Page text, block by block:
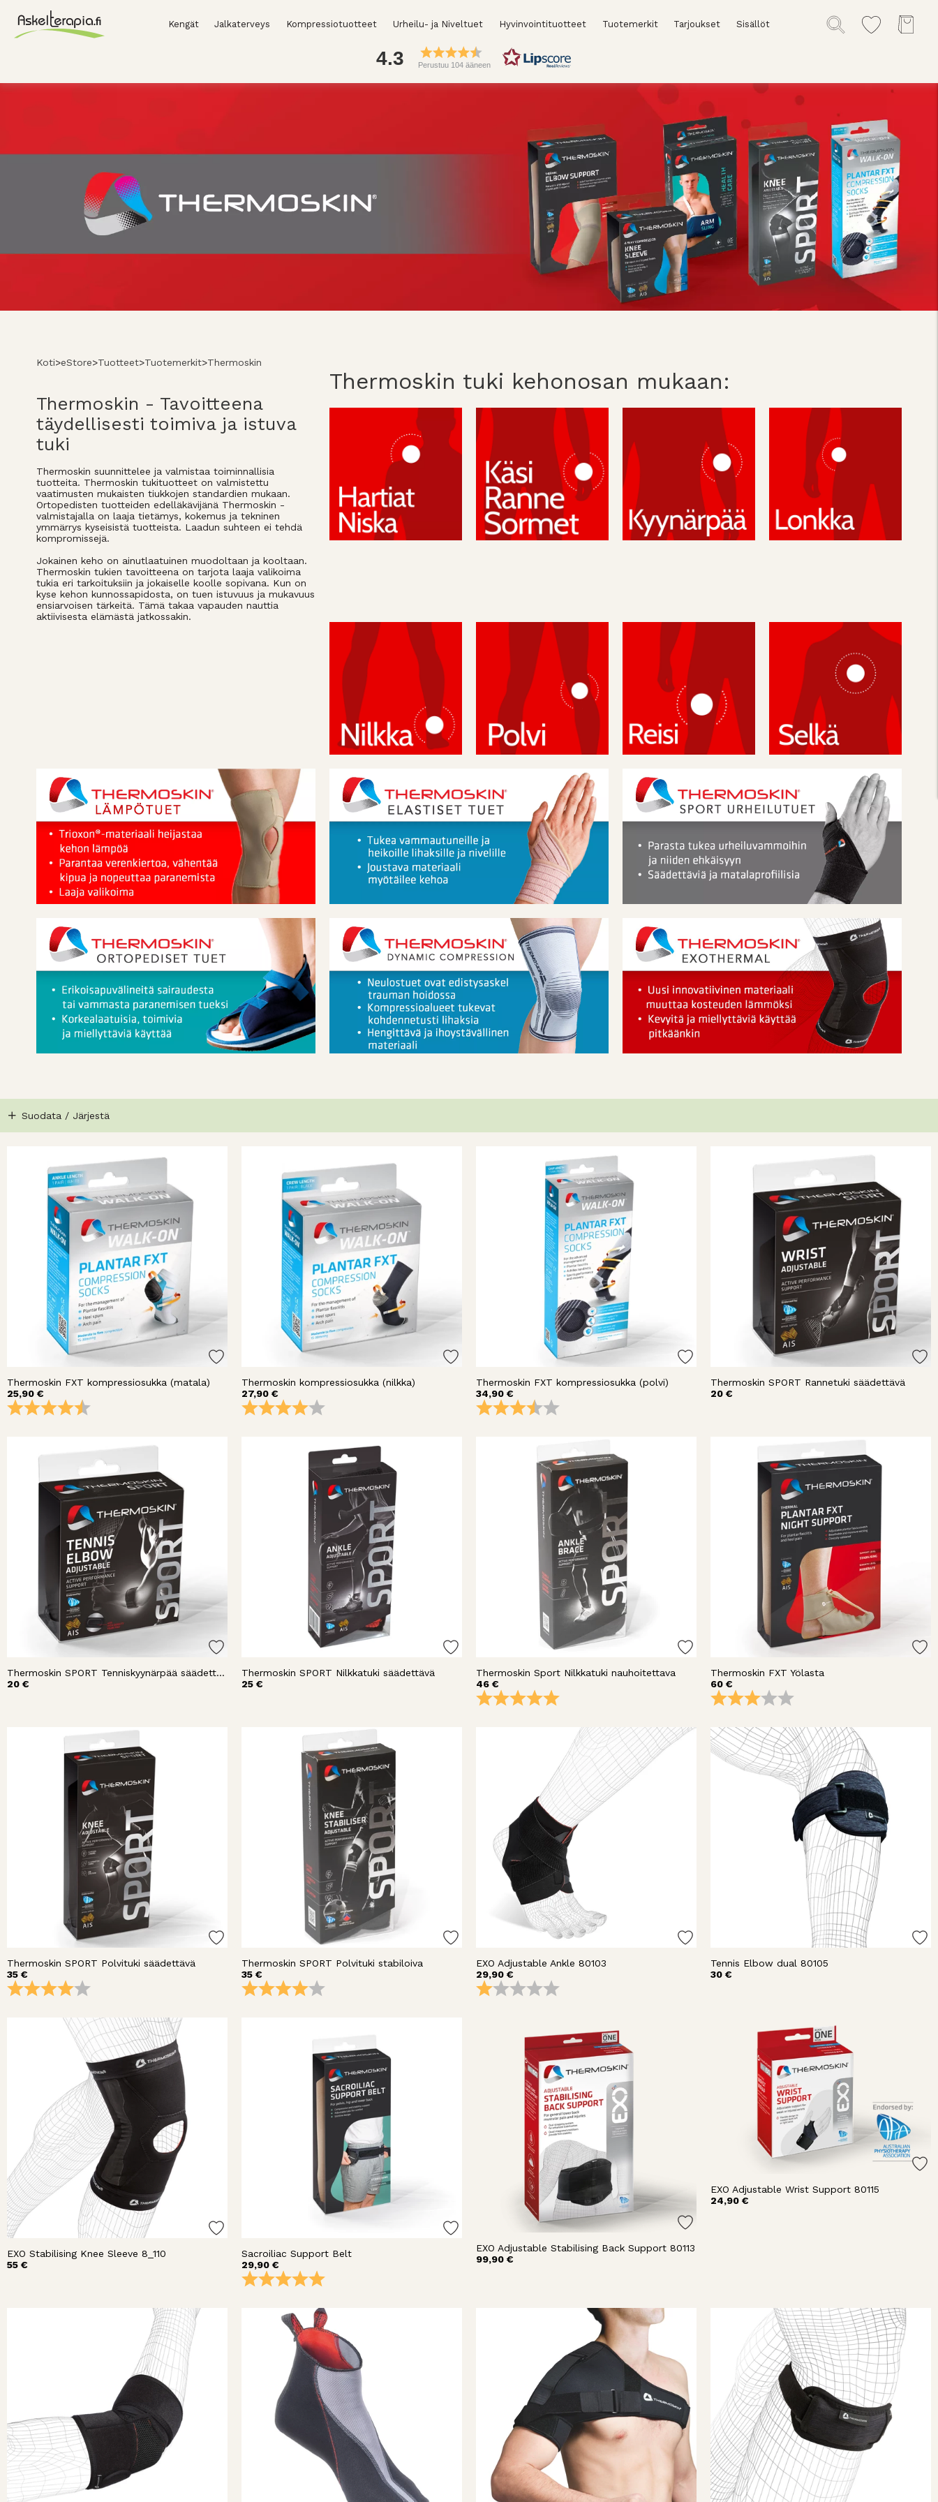
Kengät Jalkaterveys Kompressiotuotteet Urheilu- ja Niveltuet Hyvinvointituotteet Tuotemerkit Tarjoukset Sisällöt
4.3 Perustuu 104 ääneen
Koti>eStore>Tuotteet>Tuotemerkit>Thermoskin
Thermoskin tuki kehonosan mukaan:
Thermoskin - Tavoitteena
täydellisesti toimiva ja istuva
tuki
Thermoskin suunnittelee ja valmistaa toiminnallisia
tuotteita. Thermoskin tukituotteet on valmistettu
vaatimusten mukaisten tiukkojen standardien mukaan.
Ortopedisten tuotteiden edelläkävijänä Thermoskin -
valmistajalla on laaja tietämys, kokemus ja tekninen
ymmärrys kyseisistä tuotteista. Laadun suhteen ei tehdä
kompromissejä.
Jokainen keho on ainutlaatuinen muodoltaan ja kooltaan.
Thermoskin tukien tavoitteena on tarjota laaja valikoima
tukia eri tarkoituksiin ja jokaiselle koolle sopivana. Kun on
kyse kehon kunnossapidosta, on tuen istuvuus ja mukavuus
ensiarvoisen tärkeitä. Tämä takaa vapauden nauttia
aktiivisesta elämästä jatkossakin.
Suodata / Järjestä
Thermoskin FXT kompressiosukka (matala)
25,90 €
Arvio:
Thermoskin kompressiosukka (nilkka)
27,90 €
Arvio:
Thermoskin FXT kompressiosukka (polvi)
34,90 €
Arvio:
Thermoskin SPORT Rannetuki säädettävä
20 €
Thermoskin SPORT Tenniskyynärpää säädettävä
20 €
Thermoskin SPORT Nilkkatuki säädettävä
25 €
Thermoskin Sport Nilkkatuki nauhoitettava
46 €
Arvio:
Thermoskin FXT Yölasta
60 €
Arvio:
Thermoskin SPORT Polvituki säädettävä
35 €
Arvio:
Thermoskin SPORT Polvituki stabiloiva
35 €
Arvio:
EXO Adjustable Ankle 80103
29,90 €
Arvio:
Tennis Elbow dual 80105
30 €
EXO Stabilising Knee Sleeve 8_110
55 €
Sacroiliac Support Belt
29,90 €
Arvio:
EXO Adjustable Stabilising Back Support 80113
99,90 €
EXO Adjustable Wrist Support 80115
24,90 €